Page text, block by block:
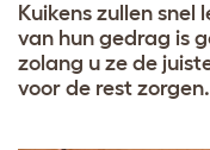
Kuikens zullen snel
van hun gedrag is
zolang u ze de
voor de rest zorgen.